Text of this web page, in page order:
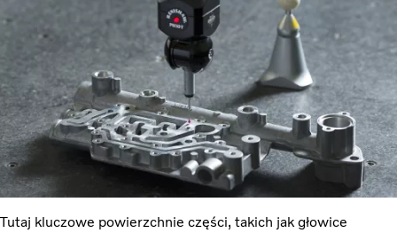
Tutaj kluczowe powierzchnie części, takich jak głowice